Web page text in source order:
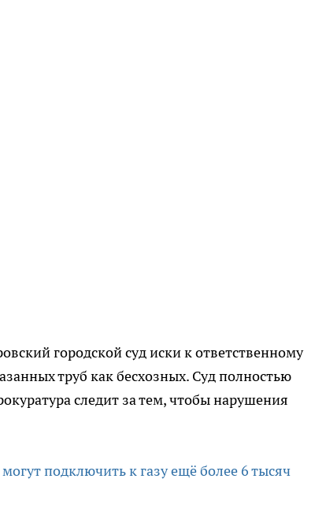
городской суд иски к ответственному
труб как бесхозных. Суд полностью
следит за тем, чтобы нарушения
подключить к газу ещё более 6 тысяч